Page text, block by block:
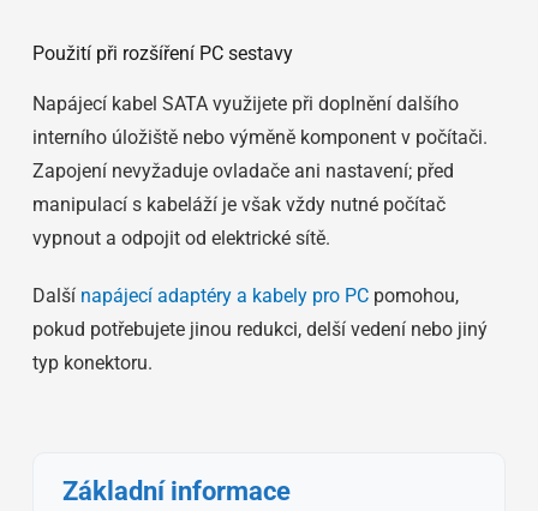
Použití při rozšíření PC sestavy
Napájecí kabel SATA využijete při doplnění dalšího
interního úložiště nebo výměně komponent v počítači.
Zapojení nevyžaduje ovladače ani nastavení; před
manipulací s kabeláží je však vždy nutné počítač
vypnout a odpojit od elektrické sítě.
Další napájecí adaptéry a kabely pro PC pomohou,
pokud potřebujete jinou redukci, delší vedení nebo jiný
typ konektoru.
Základní informace